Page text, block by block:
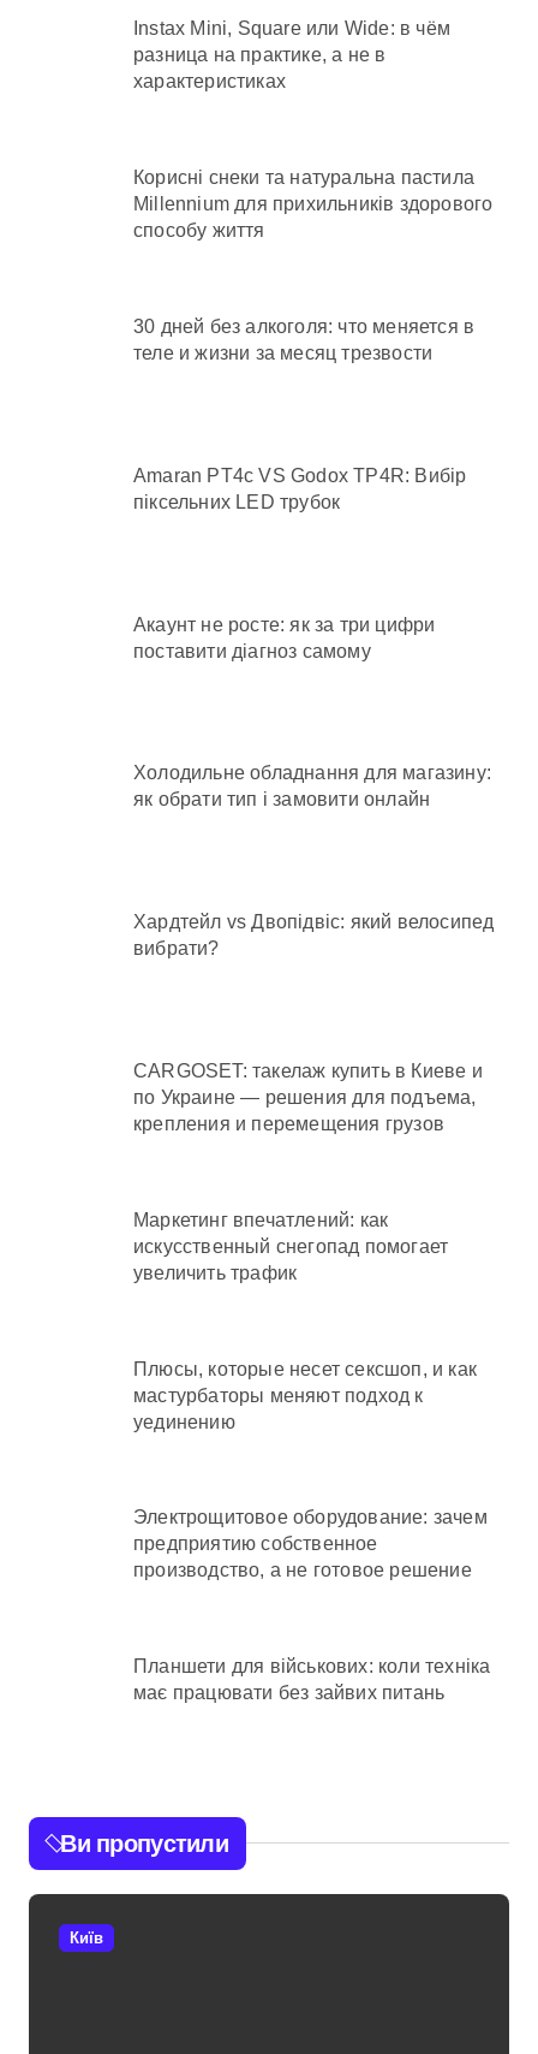
Instax Mini, Square или Wide: в чём
разница на практике, а не в
характеристиках
Корисні снеки та натуральна пастила
Millennium для прихильників здорового
способу життя
30 дней без алкоголя: что меняется в
теле и жизни за месяц трезвости
Amaran PT4c VS Godox TP4R: Вибір
піксельних LED трубок
Акаунт не росте: як за три цифри
поставити діагноз самому
Холодильне обладнання для магазину:
як обрати тип і замовити онлайн
Хардтейл vs Двопідвіс: який велосипед
вибрати?
CARGOSET: такелаж купить в Киеве и
по Украине — решения для подъема,
крепления и перемещения грузов
Маркетинг впечатлений: как
искусственный снегопад помогает
увеличить трафик
Плюсы, которые несет сексшоп, и как
мастурбаторы меняют подход к
уединению
Электрощитовое оборудование: зачем
предприятию собственное
производство, а не готовое решение
Планшети для військових: коли техніка
має працювати без зайвих питань
Ви пропустили
Київ